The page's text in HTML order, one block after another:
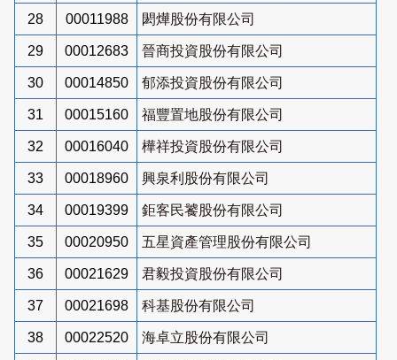
28 00011988 閎燁股份有限公司
29 00012683 晉商投資股份有限公司
30 00014850 郁添投資股份有限公司
31 00015160 福豐置地股份有限公司
32 00016040 樺祥投資股份有限公司
33 00018960 興泉利股份有限公司
34 00019399 鉅客民饕股份有限公司
35 00020950 五星資產管理股份有限公司
36 00021629 君毅投資股份有限公司
37 00021698 科基股份有限公司
38 00022520 海卓立股份有限公司